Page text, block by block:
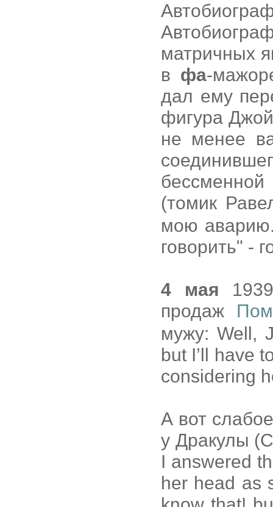
матричных
в фа-
дал ему
фигура
не менее
(томик
мою
говорить" -
4 мая
продаж
мужу: Well,
but I’ll have
considering
А вот
у Дракулы
I answered
her head as